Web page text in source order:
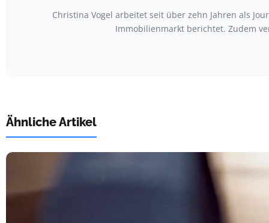
Christina Vogel arbeitet seit über zehn Jahren als
Immobilienmarkt berichtet. Zudem
Ähnliche Artikel